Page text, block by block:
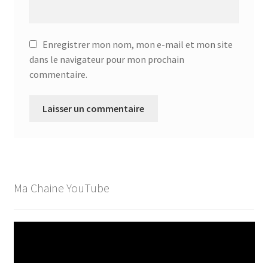
Enregistrer mon nom, mon e-mail et mon site
dans le navigateur pour mon prochain
commentaire.
Ma Chaine YouTube